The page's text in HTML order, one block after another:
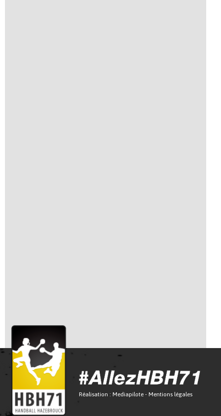
Réalisation : Mediapilote - Mentions légales